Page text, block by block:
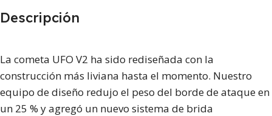
Descripción
La cometa UFO V2 ha sido rediseñada con la
construcción más liviana hasta el momento. Nuestro
equipo de diseño redujo el peso del borde de ataque en
un 25 % y agregó un nuevo sistema de brida